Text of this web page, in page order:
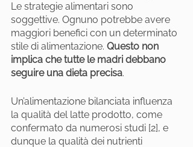
Le strategie alimentari sono
soggettive. Ognuno potrebbe avere
maggiori benefici con un determinato
stile di alimentazione. Questo non
implica che tutte le madri debbano
seguire una dieta precisa.
Un’alimentazione bilanciata influenza
la qualità del latte prodotto, come
confermato da numerosi studi [2], e
dunque la qualità dei nutrienti